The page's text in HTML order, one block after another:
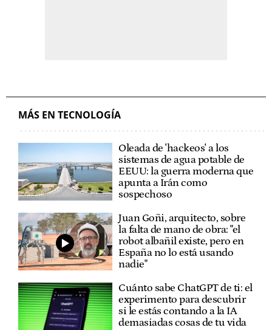
MÁS EN TECNOLOGÍA
Oleada de 'hackeos' a los
sistemas de agua potable de
EEUU: la guerra moderna que
apunta a Irán como
sospechoso
Juan Goñi, arquitecto, sobre
la falta de mano de obra: "el
robot albañil existe, pero en
España no lo está usando
nadie"
Cuánto sabe ChatGPT de ti: el
experimento para descubrir
si le estás contando a la IA
demasiadas cosas de tu vida